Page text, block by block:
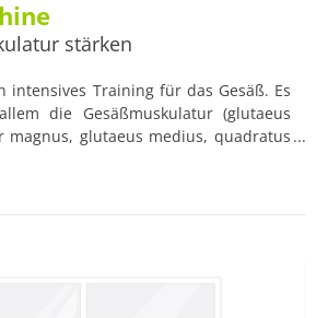
stärken
intensives Training für das Gesäß. Es
die Gesäßmuskulatur (glutaeus
magnus, glutaeus medius, quadratus
ist für Anfänger sowie